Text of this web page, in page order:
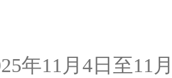
年11月4日至11